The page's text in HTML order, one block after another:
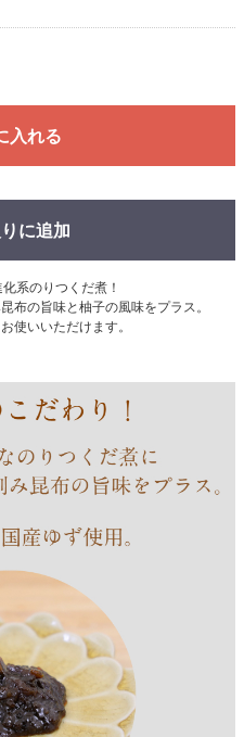
入れる
に追加
系のりつくだ煮！
布の旨味と柚子の風味をプラス。
使いいただけます。